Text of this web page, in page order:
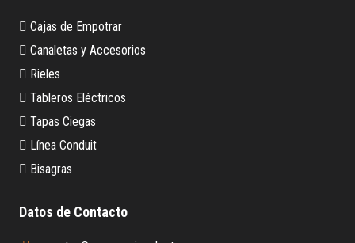
Cajas de Empotrar
Canaletas y Accesorios
Rieles
Tableros Eléctricos
Tapas Ciegas
Línea Conduit
Bisagras
Datos de Contacto